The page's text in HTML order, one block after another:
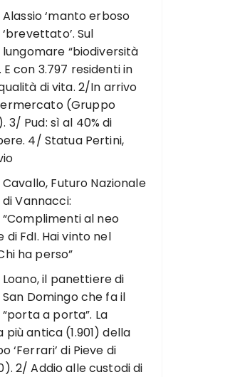
Alassio ‘manto erboso
‘brevettato’. Sul
lungomare “biodiversità
E con 3.797 residenti in
di vita. 2/In arrivo
(Gruppo
3/ Pud: sì al 40% di
4/ Statua Pertini,
Cavallo, Futuro Nazionale
di Vannacci:
“Complimenti al neo
di FdI. Hai vinto nel
ha perso”
Loano, il panettiere di
San Domingo che fa il
“porta a porta”. La
antica (1.901) della
‘Ferrari’ di Pieve di
2/ Addio alle custodi di